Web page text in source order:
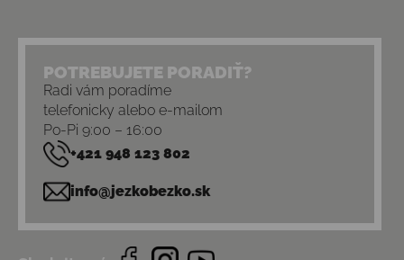
POTREBUJETE PORADIŤ?
Radi vám poradíme
telefonicky alebo e-mailom
Po-Pi 9:00 – 16:00
+421 948 123 802
info@jezkobezko.sk